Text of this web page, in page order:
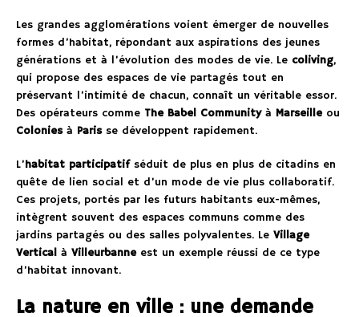
Les grandes agglomérations voient émerger de nouvelles
formes d’habitat, répondant aux aspirations des jeunes
générations et à l’évolution des modes de vie. Le coliving,
qui propose des espaces de vie partagés tout en
préservant l’intimité de chacun, connaît un véritable essor.
Des opérateurs comme The Babel Communityà Marseilleou
Coloniesà Parisse développent rapidement.
L’habitat participatifséduit de plus en plus de citadins en
quête de lien social et d’un mode de vie plus collaboratif.
Ces projets, portés par les futurs habitants eux-mêmes,
intègrent souvent des espaces communs comme des
jardins partagés ou des salles polyvalentes. Le Village
Vertical à Villeurbanneest un exemple réussi de ce type
d’habitat innovant.
La nature en ville : une demande